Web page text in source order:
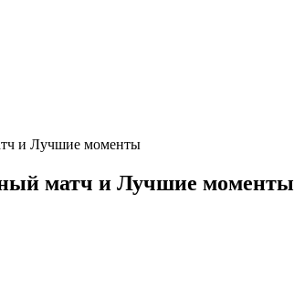
и Лучшие моменты
матч и Лучшие моменты